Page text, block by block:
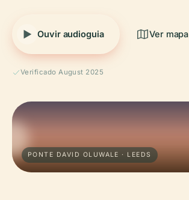
Ouvir audioguia Ver mapa
Verificado August 2025
PONTE DAVID OLUWALE · LEEDS